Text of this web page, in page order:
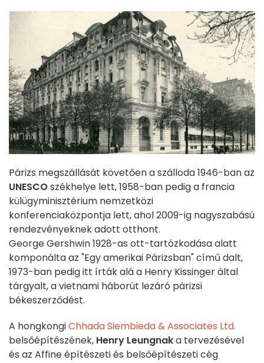
Párizs megszállását követően a szálloda 1946-ban az
UNESCOszékhelye lett, 1958-ban pedig a francia
külügyminisztérium nemzetközi
konferenciaközpontja lett, ahol 2009-ig nagyszabású
rendezvényeknek adott otthont.
George Gershwin 1928-as ott-tartózkodása alatt
komponálta az "Egy amerikai Párizsban" című dalt,
1973-ban pedig itt írták alá a Henry Kissinger által
tárgyalt, a vietnami háborút lezáró párizsi
békeszerződést.
A hongkongiChhada Siembieda & Associates Ltd.
belsőépítészének, Henry Leungnaka tervezésével
és az Affine építészeti és belsőépítészeti cég